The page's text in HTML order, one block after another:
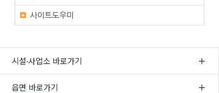
사이트도우미
시설·사업소 바로가기
읍면 바로가기